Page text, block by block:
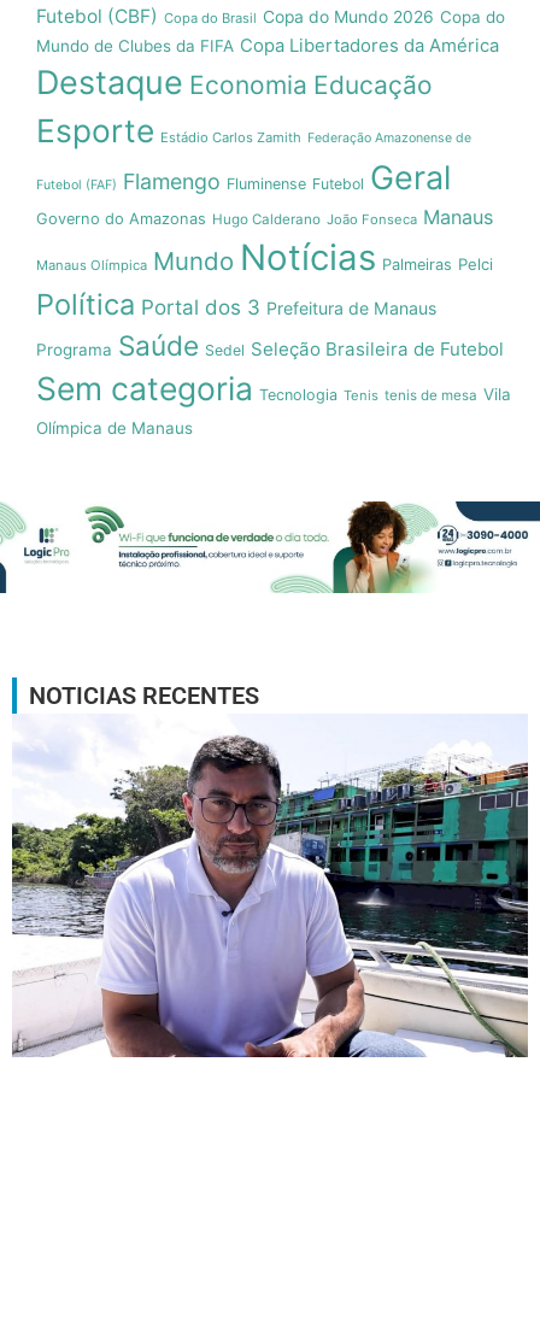
Futebol (CBF) Copa do Brasil Copa do Mundo 2026 Copa do
Mundo de Clubes da FIFA Copa Libertadores da América
Destaque Economia Educação
Esporte Estádio Carlos Zamith Federação Amazonense de
Futebol (FAF) Flamengo Fluminense Futebol Geral
Governo do Amazonas Hugo Calderano João Fonseca Manaus
Manaus Olímpica Mundo Notícias Palmeiras Pelci
Política Portal dos 3 Prefeitura de Manaus
Programa Saúde Sedel Seleção Brasileira de Futebol
Sem categoria Tecnologia Tenis tenis de mesa Vila
Olímpica de Manaus
NOTICIAS RECENTES